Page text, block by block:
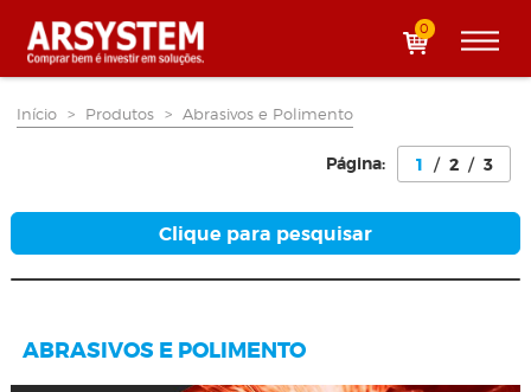
0
Início > Produtos > Abrasivos e Polimento
Página: 1 / 2 / 3
Clique para pesquisar
ABRASIVOS E POLIMENTO